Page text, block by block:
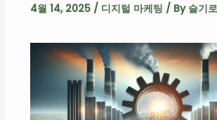
4월 14, 2025 / 디지털 마케팅 / By 슬기